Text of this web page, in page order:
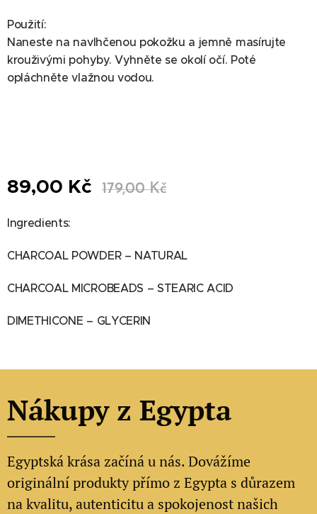
Použití:
Naneste na navlhčenou pokožku a jemně masírujte
krouživými pohyby. Vyhněte se okolí očí. Poté
opláchněte vlažnou vodou.
89,00 Kč 179,00Kč
Ingredients:
CHARCOAL POWDER – NATURAL
CHARCOAL MICROBEADS – STEARIC ACID
DIMETHICONE – GLYCERIN
Nákupy z Egypta
Egyptská krása začíná u nás. Dovážíme
originální produkty přímo z Egypta s důrazem
na kvalitu, autenticitu a spokojenost našich